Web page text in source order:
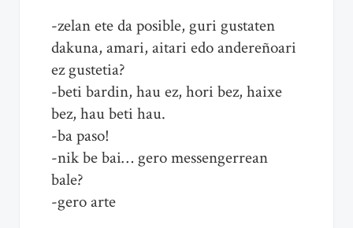
-zelan ete da posible, guri gustaten
dakuna, amari, aitari edo andereñoari
ez gustetia?
-beti bardin, hau ez, hori bez, haixe
bez, hau beti hau.
-ba paso!
-nik be bai… gero messengerrean
bale?
-gero arte